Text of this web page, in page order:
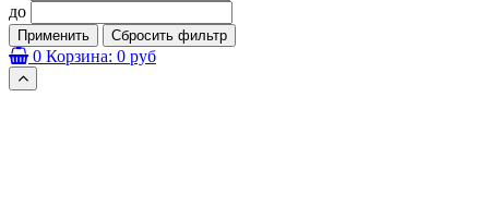
до
Применить Сбросить фильтр
0 Корзина: 0 руб